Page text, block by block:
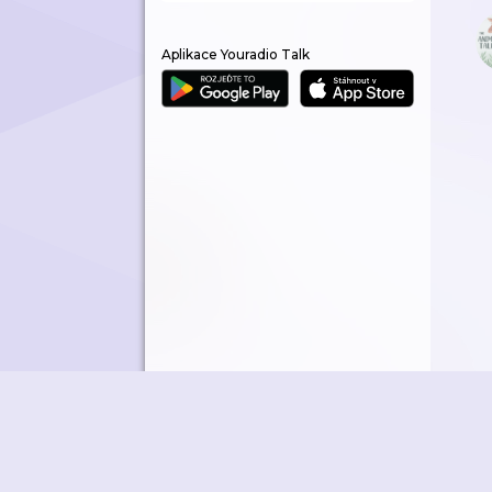
Aplikace Youradio Talk